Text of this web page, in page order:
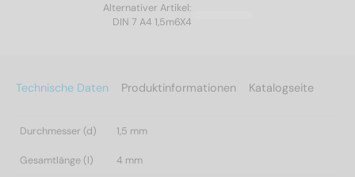
Alternativer Artikel:
DIN 7 A4 1,5m6X4
Technische Daten Produktinformationen Katalogseite
Durchmesser (d) 1,5 mm
Gesamtlänge (l) 4 mm